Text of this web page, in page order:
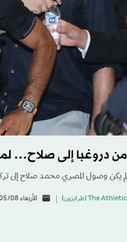
من دروغبا إلى صلاح…
لم يكن وصول المصري محمد صلاح إلى
The Athletic (طرابزون) الأربعاء 05/08 - 22:28